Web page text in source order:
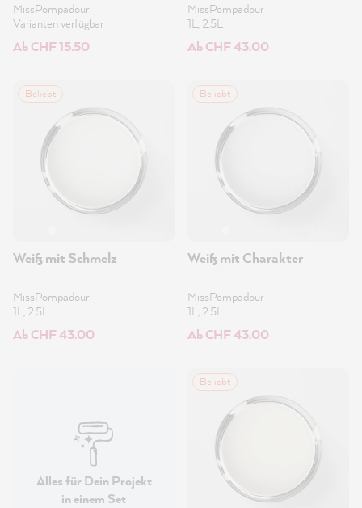
MissPompadour
Varianten verfügbar
Ab CHF 15.50
MissPompadour
1L, 2.5L
Ab CHF 43.00
Beliebt
Weiß mit Schmelz
MissPompadour
1L, 2.5L
Ab CHF 43.00
Beliebt
Weiß mit Charakter
MissPompadour
1L, 2.5L
Ab CHF 43.00
Alles für Dein Projekt
in einem Set
Beliebt